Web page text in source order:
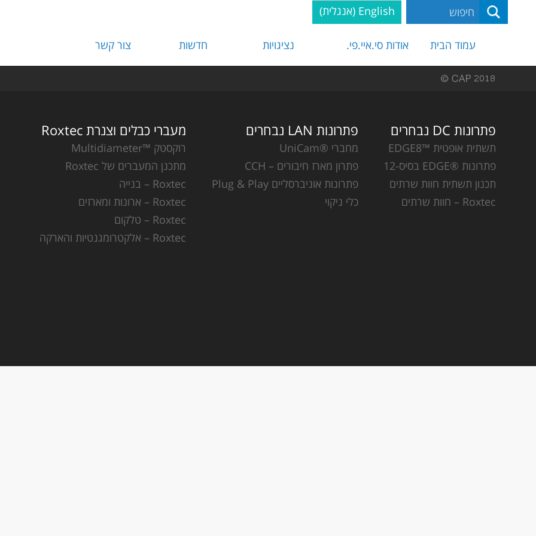
English
(אנגלית)
עמוד הבית אודות סי.איי.פי. נציגויות חדשות צור קשר
פתרונות DC נבחרים
תשתית אופטית ™EDGE8
פתרונות ®EDGE בסיס-12
תכנון תשתית חוות שרתים
Roxtec – חוות שרתים
פתרונות LAN נבחרים
מחברי ®UniCam
פתרון מארז חיבורים – CCH
פתרונות אוניברסליים Plug & Play
כלי ניקוי
מעברי כבלים וצנרת Roxtec
רוקסטק ™Multidiameter
מתכנן המעברים של Roxtec
Roxtec – בנייה
Roxtec – ארונות ומארזים
Roxtec – טלקום
Roxtec – אלקטרומגנטיות והארקה